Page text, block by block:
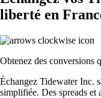
liberté en
Obtenez des conversions
Échangez Tidewater Inc.
simplifiée. Des spreads et